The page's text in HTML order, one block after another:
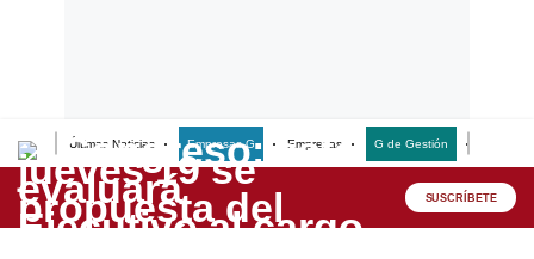
Últimas Noticias Empresas G Empresas G de Gestión
Lo último
Peru Quiosco SUSCRÍBETE